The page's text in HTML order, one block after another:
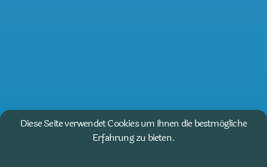
Diese Seite verwendet Cookies um Ihnen die bestmögliche
Erfahrung zu bieten.